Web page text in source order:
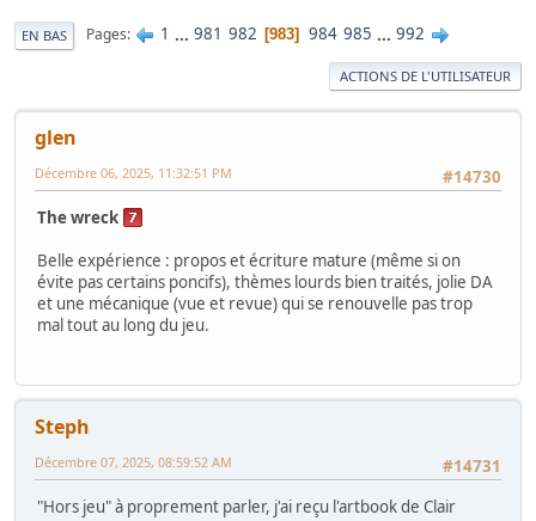
EN BAS Pages 1 ... 981 982 983 984 985 ... 992
ACTIONS DE L'UTILISATEUR
glen
#14730
Décembre 06, 2025, 11:32:51 PM
The wreck
Belle expérience : propos et écriture mature (même si on
évite pas certains poncifs), thèmes lourds bien traités, jolie DA
et une mécanique (vue et revue) qui se renouvelle pas trop
mal tout au long du jeu.
Steph
#14731
Décembre 07, 2025, 08:59:52 AM
"Hors jeu" à proprement parler, j'ai reçu l'artbook de Clair